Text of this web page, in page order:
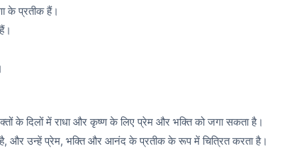
के प्रतीक हैं।
के दिलों में राधा और कृष्ण के लिए प्रेम और भक्ति को जगा सकता है।
और उन्हें प्रेम, भक्ति और आनंद के प्रतीक के रूप में चित्रित करता है।